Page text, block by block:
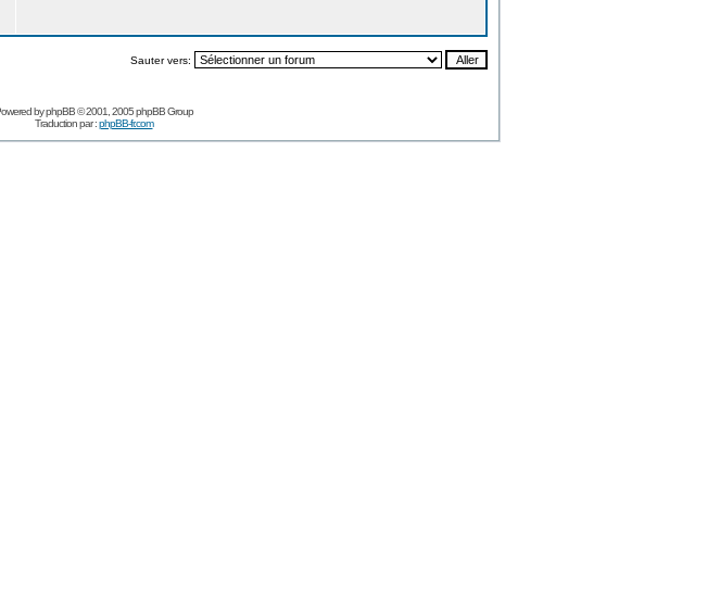
Sauter vers:
byphpBB© 2001, 2005 phpBB Group
Traduction par :phpBB-fr.com